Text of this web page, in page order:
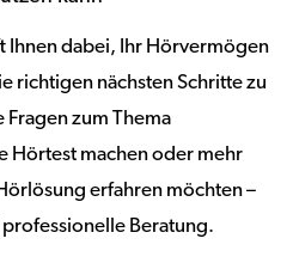
Ihnen dabei, Ihr Hörvermögen
richtigen nächsten Schritte zu
zum Thema
Hörtest machen oder mehr
erfahren möchten –
Beratung.